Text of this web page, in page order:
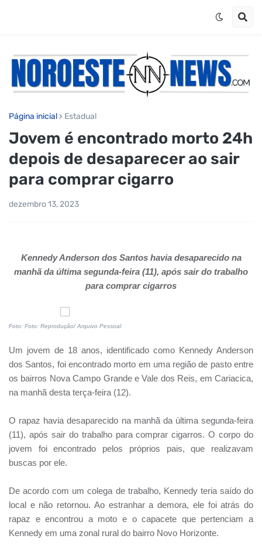
Página inicial Estadual
Jovem é encontrado morto 24h
depois de desaparecer ao sair
para comprar cigarro
dezembro 13, 2023
Kennedy Anderson dos Santos havia desaparecido na
manhã da última segunda-feira (11), após sair do trabalho
para comprar cigarros
Foto: Foto: Reprodução/ Arquivo Pessoal
Um jovem de 18 anos, identificado como Kennedy Anderson
dos Santos, foi encontrado morto em uma região de pasto entre
os bairros Nova Campo Grande e Vale dos Reis, em Cariacica,
na manhã desta terça-feira (12).
O rapaz havia desaparecido na manhã da última segunda-feira
(11), após sair do trabalho para comprar cigarros. O corpo do
jovem foi encontrado pelos próprios pais, que realizavam
buscas por ele.
De acordo com um colega de trabalho, Kennedy teria saído do
local e não retornou. Ao estranhar a demora, ele foi atrás do
rapaz e encontrou a moto e o capacete que pertenciam a
Kennedy em uma zonal rural do bairro Novo Horizonte.